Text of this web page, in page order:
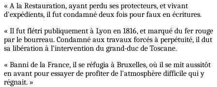
« A la Restauration, ayant perdu ses protecteurs, et vivant
d'expédients, il fut condamné deux fois pour faux en écritures.
« Il fut flétri publiquement à Lyon en 1816, et marqué du fer rouge
par le bourreau. Condamné aux travaux forcés à perpétuité, il dut
sa libération à l'intervention du grand-duc de Toscane.
« Banni de la France, il se réfugia à Bruxelles, où il se mit aussitôt
en avant pour essayer de profiter de l'atmosphère difficile qui y
régnait. »